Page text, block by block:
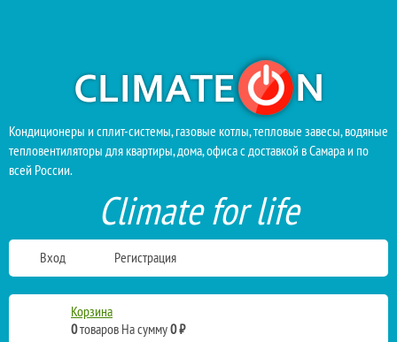
Кондиционеры и сплит-системы, газовые котлы, тепловые завесы, водяные
тепловентиляторы для квартиры, дома, офиса с доставкой в Самара и по
всей России.
Climate for life
Вход Регистрация
Корзина
0товаров На сумму0 ₽